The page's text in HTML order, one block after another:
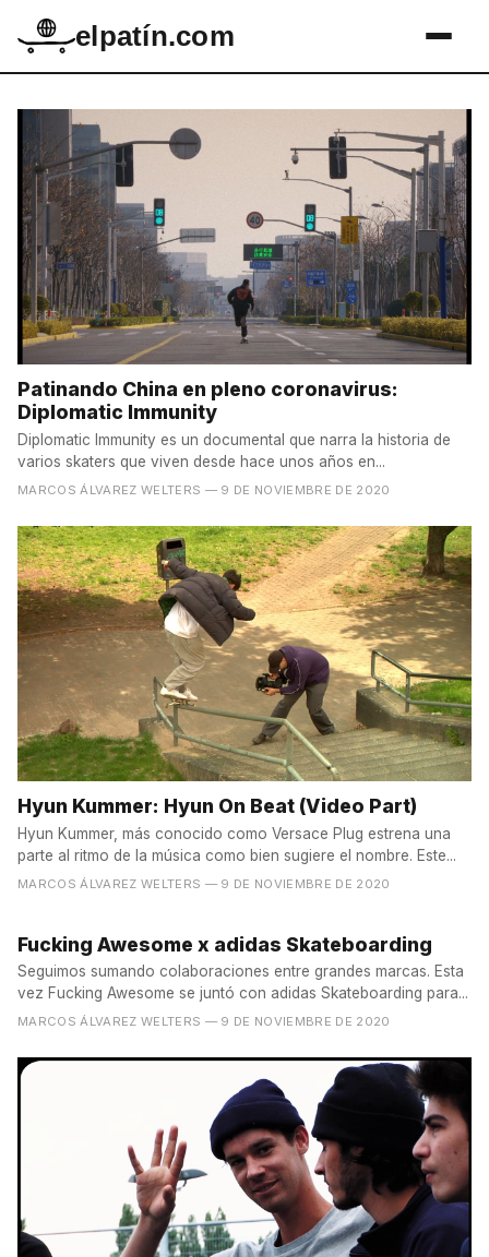
elpatín.com
Patinando China en pleno coronavirus:
Diplomatic Immunity
Diplomatic Immunity es un documental que narra la historia de
varios skaters que viven desde hace unos años en...
MARCOS ÁLVAREZ WELTERS — 9 DE NOVIEMBRE DE 2020
Hyun Kummer: Hyun On Beat (Video Part)
Hyun Kummer, más conocido como Versace Plug estrena una
parte al ritmo de la música como bien sugiere el nombre. Este...
MARCOS ÁLVAREZ WELTERS — 9 DE NOVIEMBRE DE 2020
Fucking Awesome x adidas Skateboarding
Seguimos sumando colaboraciones entre grandes marcas. Esta
vez Fucking Awesome se juntó con adidas Skateboarding para...
MARCOS ÁLVAREZ WELTERS — 9 DE NOVIEMBRE DE 2020